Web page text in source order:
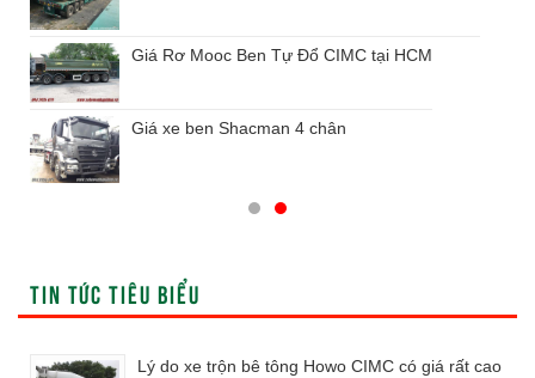
Giá Rơ Mooc Ben Tự Đổ CIMC tại HCM
Giá xe ben Shacman 4 chân
TIN TỨC TIÊU BIỂU
Lý do xe trộn bê tông Howo CIMC có giá rất cao